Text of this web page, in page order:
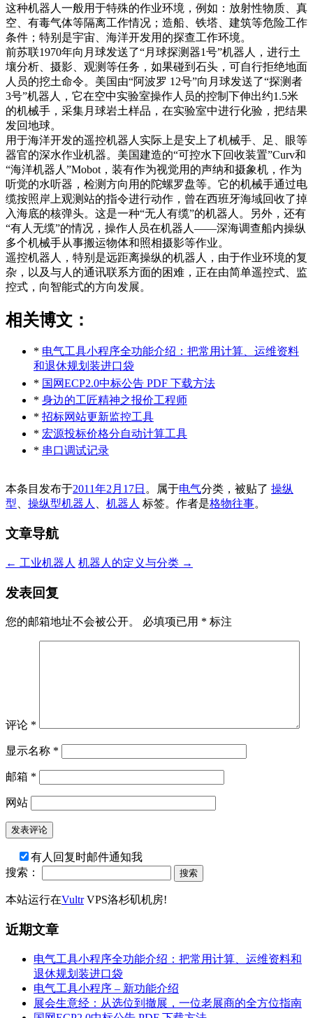
这种机器人一般用于特殊的作业环境，例如：放射性物质、真
空、有毒气体等隔离工作情况；造船、铁塔、建筑等危险工作
条件；特别是宇宙、海洋开发用的探查工作环境。
前苏联1970年向月球发送了“月球探测器1号”机器人，进行土
壤分析、摄影、观测等任务，如果碰到石头，可自行拒绝地面
人员的挖土命令。美国由“阿波罗 12号”向月球发送了“探测者
3号”机器人，它在空中实验室操作人员的控制下伸出约1.5米
的机械手，采集月球岩土样品，在实验室中进行化验，把结果
发回地球。
用于海洋开发的遥控机器人实际上是安上了机械手、足、眼等
器官的深水作业机器。美国建造的“可控水下回收装置”Curv和
“海洋机器人”Mobot，装有作为视觉用的声纳和摄象机，作为
听觉的水听器，检测方向用的陀螺罗盘等。它的机械手通过电
缆按照岸上观测站的指令进行动作，曾在西班牙海域回收了掉
入海底的核弹头。这是一种“无人有缆”的机器人。另外，还有
“有人无缆”的情况，操作人员在机器人——深海调查船内操纵
多个机械手从事搬运物体和照相摄影等作业。
遥控机器人，特别是远距离操纵的机器人，由于作业环境的复
杂，以及与人的通讯联系方面的困难，正在由简单遥控式、监
控式，向智能式的方向发展。
相关博文：
* 电气工具小程序全功能介绍：把常用计算、运维资料
和退休规划装进口袋
* 国网ECP2.0中标公告 PDF 下载方法
* 身边的工匠精神之报价工程师
* 招标网站更新监控工具
* 宏源投标价格分自动计算工具
* 串口调试记录
本条目发布于2011年2月17日 。属于电气分类，被贴了 操纵
型
操纵型机器人 机器人 标签。 作者是格物往事。
文章导航
← 工业机器人 机器人的定义与分类 →
发表回复
您的邮箱地址不会被公开。 必填项已用 * 标注
评论 *
显示名称 *
邮箱 *
网站
有人回复时邮件通知我
搜索：
本站运行在VultrVPS洛杉矶机房!
近期文章
电气工具小程序全功能介绍：把常用计算、运维资料和
退休规划装进口袋
电气工具小程序 – 新功能介绍
展会生意经：从选位到撤展，一位老展商的全方位指南